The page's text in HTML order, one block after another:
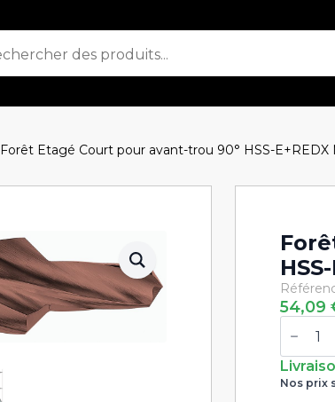
Forêt Etagé Court pour avant-trou 90° HSS-E+REDX
54,09
de
Etagé
Court
pour
Nos prix